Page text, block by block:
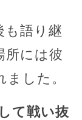
も語り継
所には彼
した。
て戦い抜